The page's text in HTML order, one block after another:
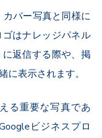
バー写真と同様に
はナレッジパネル
返信する際や、掲
に表示されます。
る重要な写真であ
ビジネスプロ